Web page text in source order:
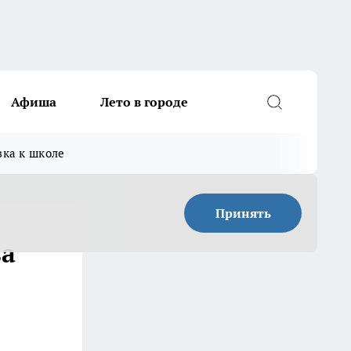
Афиша Лето в городе
к школе
Принять